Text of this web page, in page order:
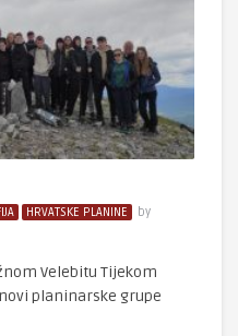
HRVATSKE PLANINE
by
Velebitu Tijekom
planinarske grupe